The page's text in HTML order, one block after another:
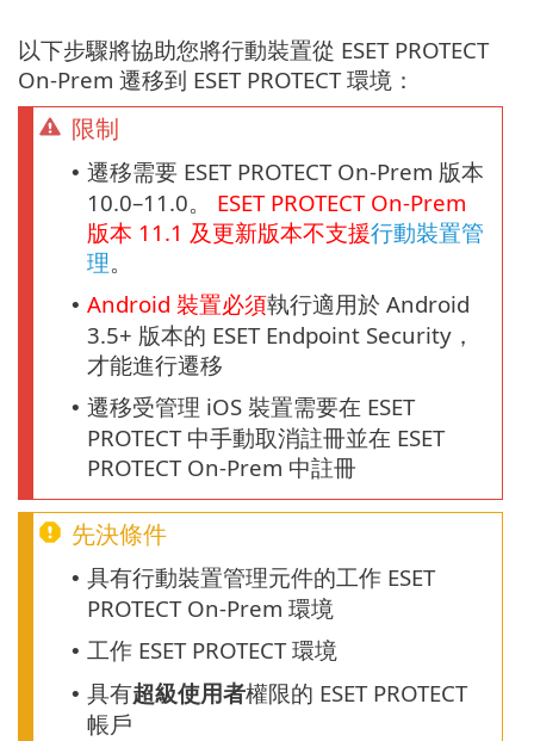
以下步驟將協助您將行動裝置從 ESET PROTECT
On-Prem 遷移到 ESET PROTECT 環境：
限制
• 遷移需要 ESET PROTECT On-Prem 版本
10.0–11.0。 ESET PROTECT On-Prem
版本 11.1 及更新版本不支援行動裝置管
理。
• Android 裝置必須執行適用於 Android
3.5+ 版本的 ESET Endpoint Security，
才能進行遷移
• 遷移受管理 iOS 裝置需要在 ESET
PROTECT 中手動取消註冊並在 ESET
PROTECT On-Prem 中註冊
先決條件
• 具有行動裝置管理元件的工作 ESET
PROTECT On-Prem 環境
• 工作 ESET PROTECT 環境
• 具有超級使用者權限的 ESET PROTECT
帳戶